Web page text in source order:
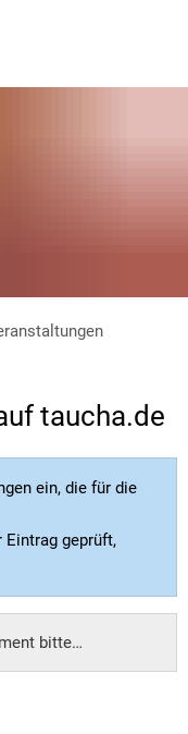
taucha.de
ein, die für die
Eintrag geprüft,
bitte…